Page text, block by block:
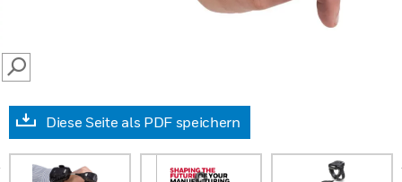
SEARCH
Diese Seite als PDF speichern
prev